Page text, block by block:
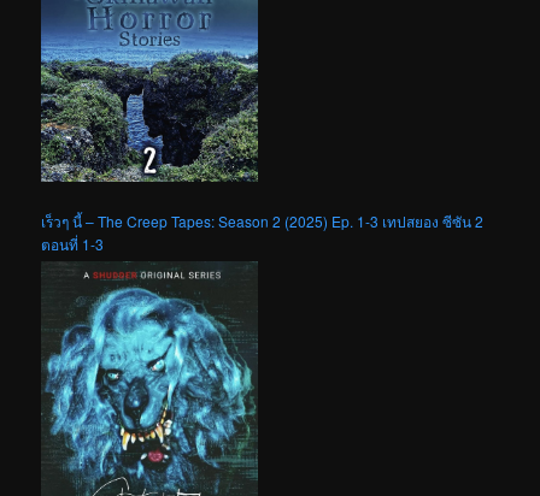
เร็วๆ นี้ – The Creep Tapes: Season 2 (2025) Ep. 1-3 เทปสยอง ซีซัน 2
ตอนที่ 1-3